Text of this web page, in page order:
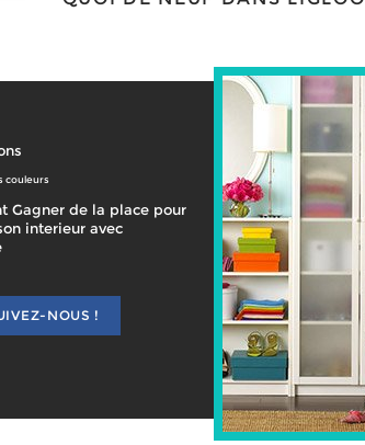
couleurs
Gagner de la place pour
interieur avec
NOUS !